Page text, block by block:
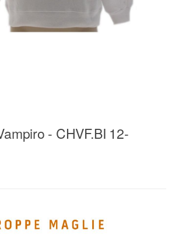
- CHVF.BI 12-